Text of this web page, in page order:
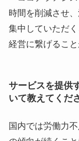
時間を削減させ
集中していただ
経営に繋げるこ
サービスを提供
いて教えてくだ
国内では労働力